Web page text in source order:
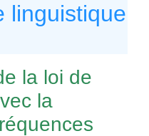
linguistique
la loi de
la